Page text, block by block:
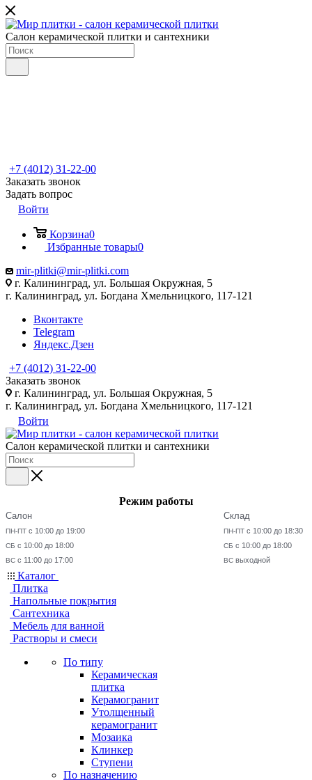
Салон керамической плитки и сантехники
+7 (4012) 31-22-00
Заказать звонок
Задать вопрос
Войти
Корзина0
Избранные товары0
mir-plitki@mir-plitki.com
г. Калининград, ул. Большая Окружная, 5
г. Калининград, ул. Богдана Хмельницкого, 117-121
Вконтакте
Telegram
Яндекс.Дзен
+7 (4012) 31-22-00
Заказать звонок
г. Калининград, ул. Большая Окружная, 5
г. Калининград, ул. Богдана Хмельницкого, 117-121
Войти
Салон керамической плитки и сантехники
Режим работы
Салон
ПН-ПТ с 10:00 до 19:00
СБ с 10:00 до 18:00
ВС с 11:00 до 17:00
Склад
ПН-ПТ с 10:00 до 18:30
СБ с 10:00 до 18:00
ВС выходной
Каталог
Плитка
Напольные покрытия
Сантехника
Мебель для ванной
Растворы и смеси
По типу
Керамическая
плитка
Керамогранит
Утолщенный
керамогранит
Мозаика
Клинкер
Ступени
По назначению